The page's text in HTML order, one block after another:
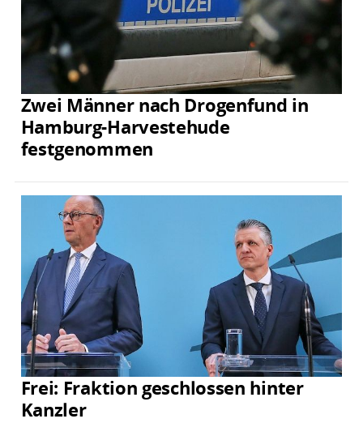
Zwei Männer nach Drogenfund in
Hamburg-Harvestehude
festgenommen
Frei: Fraktion geschlossen hinter
Kanzler